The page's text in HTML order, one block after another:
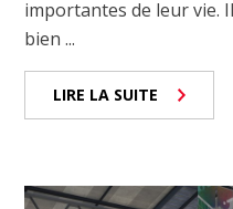
importantes de leur vie.
bien ...
LIRE LA SUITE